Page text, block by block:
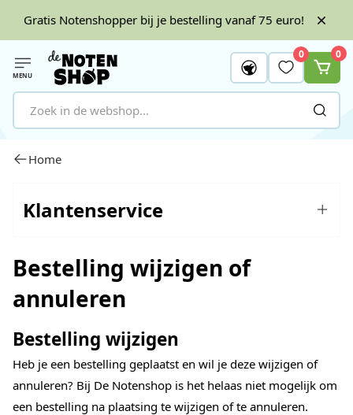
Gratis Notenshopper bij je bestelling vanaf 75 euro!
Ga naar de inhoud
MENU
0 0
Home
Klantenservice
Bestelling wijzigen of
annuleren
Bestelling wijzigen
Heb je een bestelling geplaatst en wil je deze wijzigen of
annuleren? Bij De Notenshop is het helaas niet mogelijk om
een bestelling na plaatsing te wijzigen of te annuleren.